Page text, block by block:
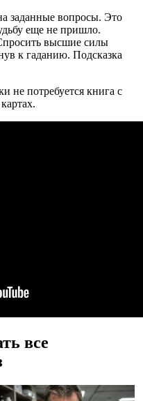
заданные вопросы. Это
еще не пришло.
высшие силы
к гаданию. Подсказка
не потребуется книга с
все